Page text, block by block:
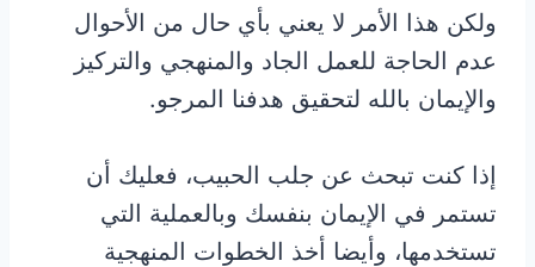
ولكن هذا الأمر لا يعني بأي حال من الأحوال
عدم الحاجة للعمل الجاد والمنهجي والتركيز
والإيمان بالله لتحقيق هدفنا المرجو.
إذا كنت تبحث عن جلب الحبيب، فعليك أن
تستمر في الإيمان بنفسك وبالعملية التي
تستخدمها، وأيضا أخذ الخطوات المنهجية